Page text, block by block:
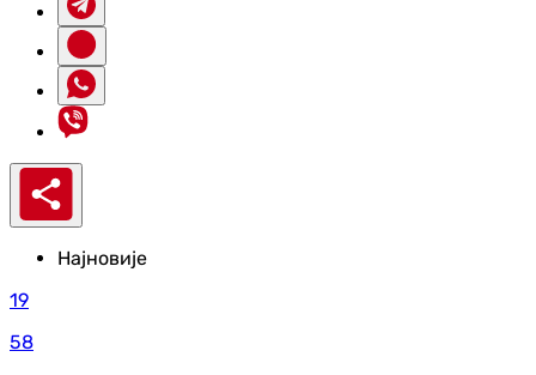
Најновије
19
58